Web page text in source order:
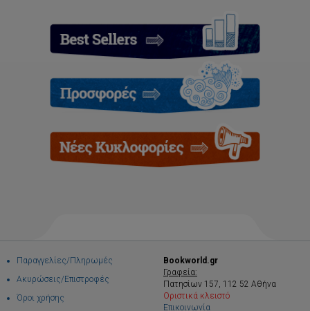
Παραγγελίες/Πληρωμές
Ακυρώσεις/Επιστροφές
Όροι χρήσης
Bookworld.gr
Γραφεία:
Πατησίων 157, 112 52 Αθήνα
Οριστικά κλειστό
Επικοινωνία